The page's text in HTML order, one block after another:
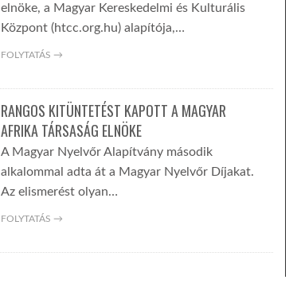
elnöke, a Magyar Kereskedelmi és Kulturális
Központ (htcc.org.hu) alapítója,…
FOLYTATÁS →
RANGOS KITÜNTETÉST KAPOTT A MAGYAR
AFRIKA TÁRSASÁG ELNÖKE
A Magyar Nyelvőr Alapítvány második
alkalommal adta át a Magyar Nyelvőr Díjakat.
Az elismerést olyan…
FOLYTATÁS →